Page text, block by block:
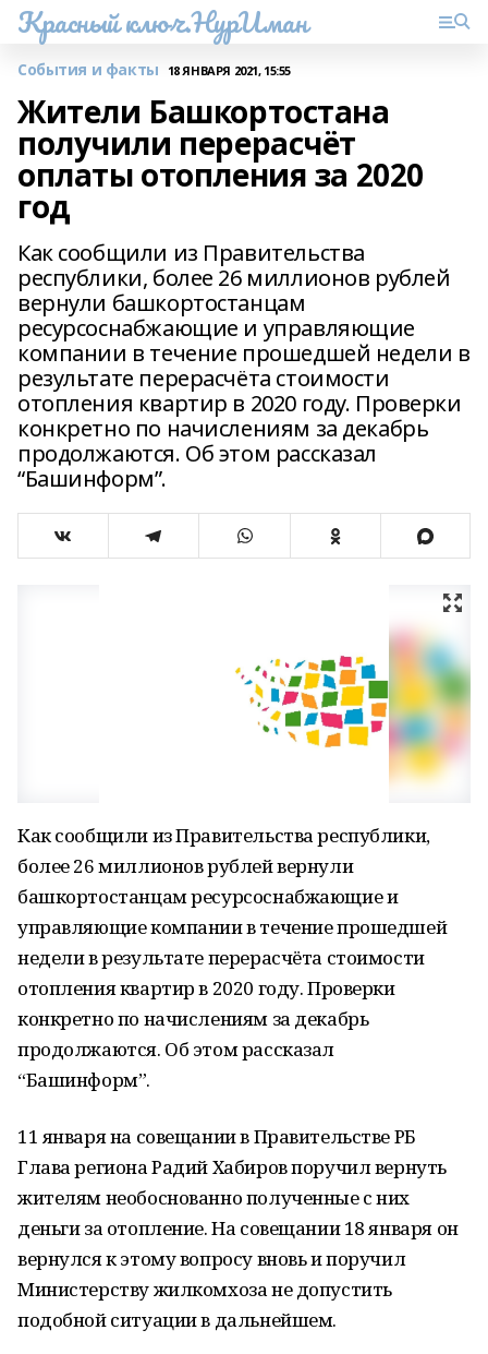
Красный ключ.НурИман
События и факты 18 ЯНВАРЯ 2021, 15:55
Жители Башкортостана
получили перерасчёт
оплаты отопления за 2020
год
Как сообщили из Правительства
республики, более 26 миллионов рублей
вернули башкортостанцам
ресурсоснабжающие и управляющие
компании в течение прошедшей недели в
результате перерасчёта стоимости
отопления квартир в 2020 году. Проверки
конкретно по начислениям за декабрь
продолжаются. Об этом рассказал
“Башинформ”.
Как сообщили из Правительства республики,
более 26 миллионов рублей вернули
башкортостанцам ресурсоснабжающие и
управляющие компании в течение прошедшей
недели в результате перерасчёта стоимости
отопления квартир в 2020 году. Проверки
конкретно по начислениям за декабрь
продолжаются. Об этом рассказал
“Башинформ”.
11 января на совещании в Правительстве РБ
Глава региона Радий Хабиров поручил вернуть
жителям необоснованно полученные с них
деньги за отопление. На совещании 18 января он
вернулся к этому вопросу вновь и поручил
Министерству жилкомхоза не допустить
подобной ситуации в дальнейшем.